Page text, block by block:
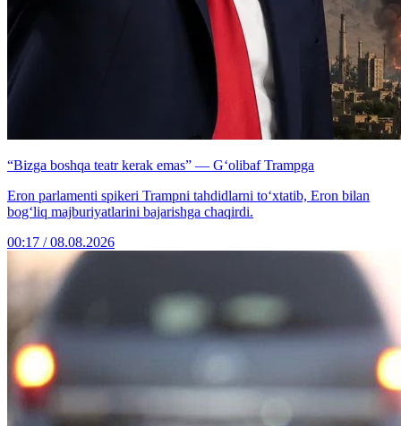
“Bizga boshqa teatr kerak emas” — G‘olibaf Trampga
Eron parlamenti spikeri Trampni tahdidlarni to‘xtatib, Eron bilan
bog‘liq majburiyatlarini bajarishga chaqirdi.
00:17 / 08.08.2026